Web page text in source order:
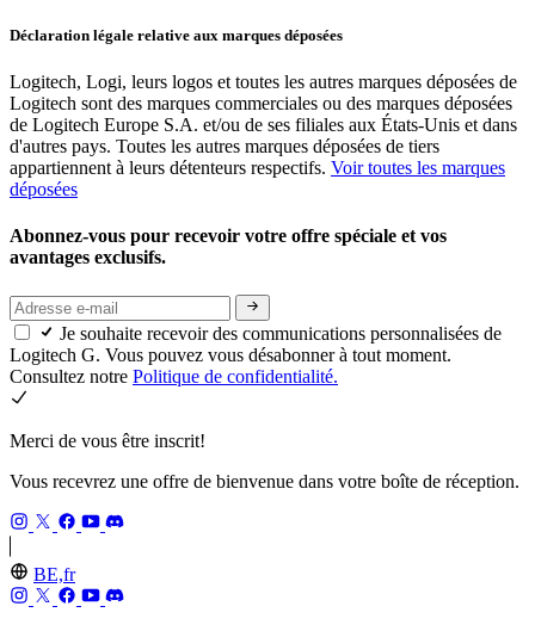
Déclaration légale relative aux marques déposées
Logitech, Logi, leurs logos et toutes les autres marques déposées de
Logitech sont des marques commerciales ou des marques déposées
de Logitech Europe S.A. et/ou de ses filiales aux États-Unis et dans
d'autres pays. Toutes les autres marques déposées de tiers
appartiennent à leurs détenteurs respectifs. Voir toutes les marques
déposées
Abonnez-vous pour recevoir votre offre spéciale et vos
avantages exclusifs.
Je souhaite recevoir des communications personnalisées de
Logitech G. Vous pouvez vous désabonner à tout moment.
Consultez notre Politique de confidentialité.
Merci de vous être inscrit!
Vous recevrez une offre de bienvenue dans votre boîte de réception.
BE,fr